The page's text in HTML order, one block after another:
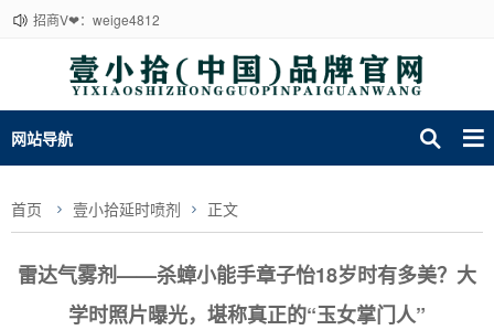
招商V❤：weige4812
网站导航
首页 壹小拾延时喷剂 正文
雷达气雾剂——杀蟑小能手章子怡18岁时有多美？大
学时照片曝光，堪称真正的“玉女掌门人”